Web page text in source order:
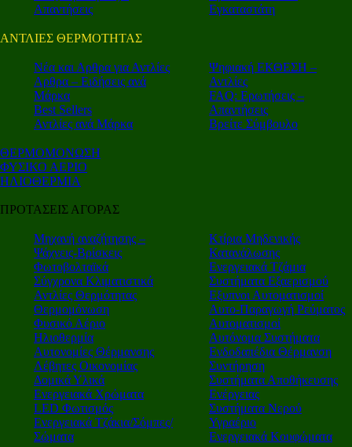
Απαντήσεις
Εγκαταστάτη
ΑΝΤΛΙΕΣ ΘΕΡΜΟΤΗΤΑΣ
Nέα και Αρθρα για Αντλίες
Αρθρα – Ειδήσεις ανά
Μάρκα
Best Sellers
Αντλίες ανά Μάρκα
Ψηφιακή ΕΚΘΕΣΗ –
Αντλίες
FAQ: Ερωτήσεις –
Απαντήσεις
Βρείτε Σύμβουλο
ΘΕΡΜΟΜΟΝΩΣΗ
ΦΥΣΙΚΟ ΑΕΡΙΟ
ΗΛΙΟΘΕΡΜΙΑ
ΠΡΟΤΑΣΕΙΣ ΑΓΟΡΑΣ
Μηχανή αναζήτησης –
Ψάχνεις-Βρίσκεις
Φωτοβολταϊκά
Σύγχρονα Κλιματιστικά
Αντλίες Θερμότητας
Θερμομόνωση
Φυσικό Αέριο
Ηλιοθερμία
Αυτονομίες Θέρμανσης
Λέβητες Οικονομίας
Δομικά Υλικά
Ενεργειακά Χρώματα
LED Φωτισμός
Ενεργειακά Τζάκια/Σόμπες/
Σώματα
Κτίρια Μηδενικής
Κατανάλωσης
Ενεργειακά Τζάμια
Συστήματα Εξαερισμού
Εξυπνοι Αυτοματισμοί
Αυτο-Παραγωγή Ρεύματος
Αυτοματισμοί
Αυτόνομα Συστήματα
Ενδοδαπέδια Θέρμανση
Συντήρηση
Συστήματα Αποθήκευσης
Ενέργειας
Συστήματα Νερού
Υγραέριο
Ενεργειακά Κουφώματα